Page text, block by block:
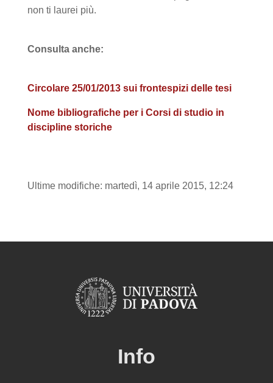
non ti laurei più.
Consulta anche:
Circolare 25/01/2013 sui frontespizi delle tesi
Nome bibliografiche per i Corsi di studio in
discipline storiche
Ultime modifiche: martedì, 14 aprile 2015, 12:24
Info